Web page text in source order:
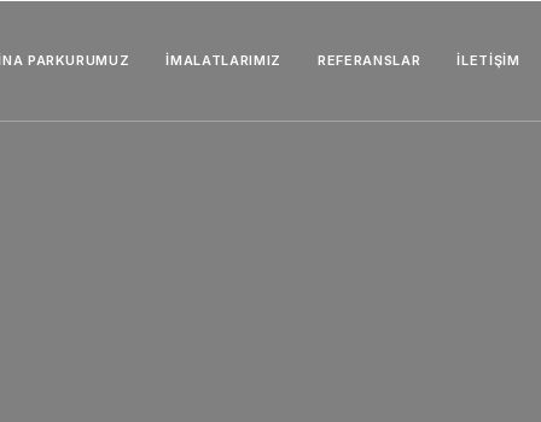
PARKURUMUZ İMALATLARIMIZ REFERANSLAR İLETIŞIM